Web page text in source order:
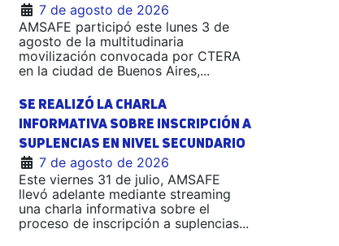
7 de agosto de 2026
AMSAFE participó este lunes 3 de
agosto de la multitudinaria
movilización convocada por CTERA
en la ciudad de Buenos Aires,...
SE REALIZÓ LA CHARLA
INFORMATIVA SOBRE INSCRIPCIÓN A
SUPLENCIAS EN NIVEL SECUNDARIO
7 de agosto de 2026
Este viernes 31 de julio, AMSAFE
llevó adelante mediante streaming
una charla informativa sobre el
proceso de inscripción a suplencias...